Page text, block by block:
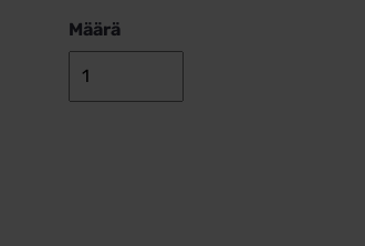
Määrä